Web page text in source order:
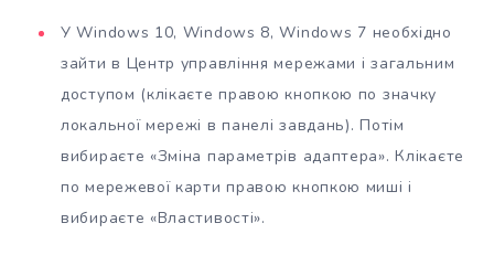
У Windows 10, Windows 8, Windows 7 необхідно
зайти в Центр управління мережами і загальним
доступом (клікаєте правою кнопкою по значку
локальної мережі в панелі завдань). Потім
вибираєте «Зміна параметрів адаптера». Клікаєте
по мережевої карти правою кнопкою миші і
вибираєте «Властивості».